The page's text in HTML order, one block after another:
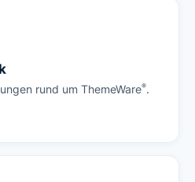
rund um ThemeWare®.